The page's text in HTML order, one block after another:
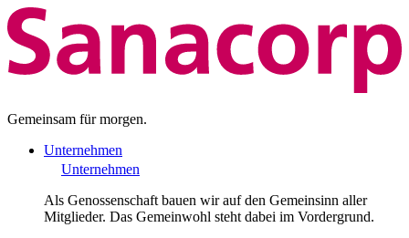
Gemeinsam für morgen.
Unternehmen
Unternehmen
Als Genossenschaft bauen wir auf den Gemeinsinn aller
Mitglieder. Das Gemeinwohl steht dabei im Vordergrund.